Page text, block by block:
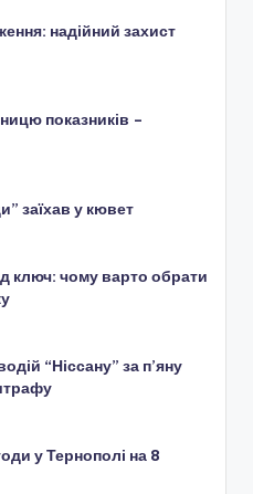
надійний захист
показників –
заїхав у кювет
ключ: чому варто обрати
“Ніссану” за п’яну
у Тернополі на 8